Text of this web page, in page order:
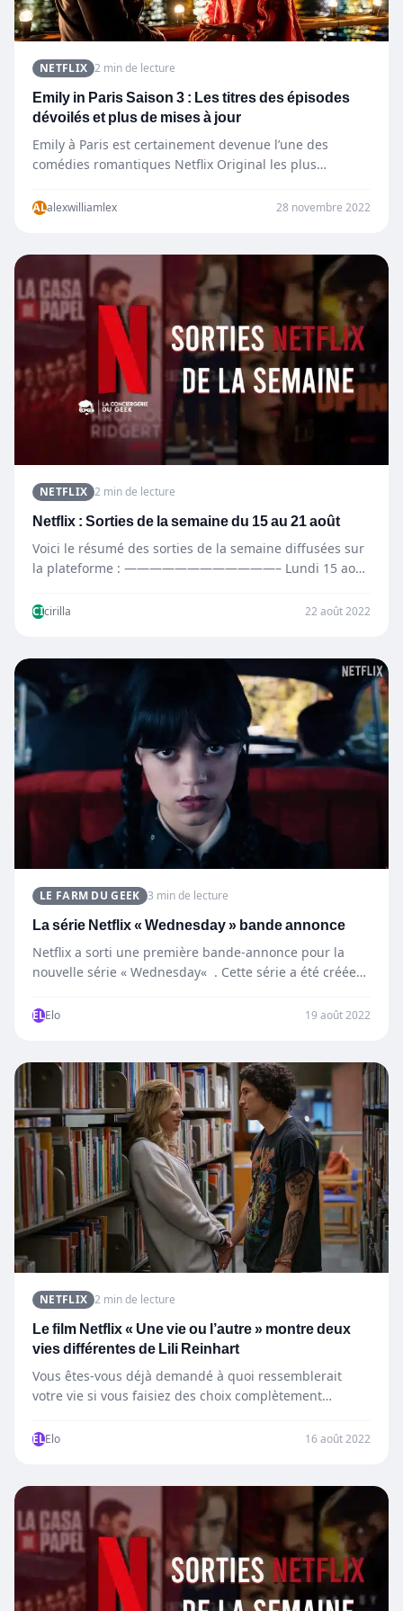
NETFLIX 2 min de lecture
Emily in Paris Saison 3 : Les titres des épisodes
dévoilés et plus de mises à jour
Emily à Paris est certainement devenue l’une des
comédies romantiques Netflix Original les plus
ALalexwilliamlex 28 novembre 2022
NETFLIX 2 min de lecture
Netflix : Sorties de la semaine du 15 au 21 août
Voici le résumé des sorties de la semaine diffusées sur
la plateforme : ————————————– Lundi 15 août
CIcirilla 22 août 2022
LE FARM DU GEEK 3 min de lecture
La série Netflix « Wednesday » bande annonce
Netflix a sorti une première bande-annonce pour la
nouvelle série « Wednesday« . Cette série a été créée
ELElo 19 août 2022
NETFLIX 2 min de lecture
Le film Netflix « Une vie ou l’autre » montre deux
vies différentes de Lili Reinhart
Vous êtes-vous déjà demandé à quoi ressemblerait
votre vie si vous faisiez des choix complètement
ELElo 16 août 2022